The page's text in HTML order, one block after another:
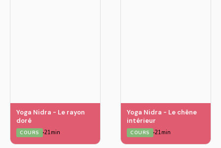
Yoga Nidra - Le rayon
doré
COURS 21min
Yoga Nidra - Le chêne
intérieur
COURS 21min